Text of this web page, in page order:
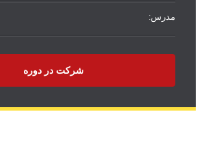
مدرس:
شرکت در دوره